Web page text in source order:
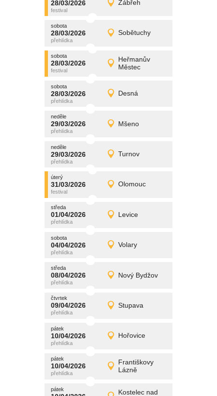
28/03/2026 Zábřeh
sobota
28/03/2026 Detail
sobota
28/03/2026 Sobětuchy
sobota
28/03/2026 Detail
promítání
sobota
28/03/2026
Heřmanův
Městec
sobota
28/03/2026 Detail
promítání
sobota
28/03/2026 Desná
sobota
28/03/2026 Detail
promítání
neděle
29/03/2026 Mšeno
neděle
29/03/2026 Detail
promítání
neděle
29/03/2026 Turnov
neděle
29/03/2026 Detail
promítání
úterý
31/03/2026 Olomouc
úterý
31/03/2026 Detail
promítání
středa
01/04/2026 Levice
středa
01/04/2026 Detail
promítání
sobota
04/04/2026 Volary
sobota
04/04/2026 Detail
promítání
středa
08/04/2026 Nový Bydžov
středa
08/04/2026 Detail
promítání
čtvrtek
09/04/2026 Stupava
čtvrtek
09/04/2026 Detail
promítání
pátek
10/04/2026 Hořovice
pátek
10/04/2026 Detail
promítání
pátek
10/04/2026
Františkovy
Lázně
pátek
10/04/2026 Detail
promítání
pátek
Kostelec nad
promítání